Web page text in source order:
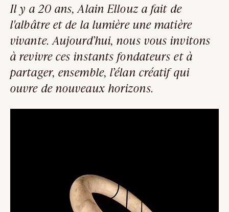
Il y a 20 ans, Alain Ellouz a fait de
l'albâtre et de la lumière une matière
vivante. Aujourd’hui, nous vous invitons
à revivre ces instants fondateurs et à
partager, ensemble, l’élan créatif qui
ouvre de nouveaux horizons.